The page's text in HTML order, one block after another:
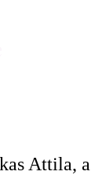
Attila, a